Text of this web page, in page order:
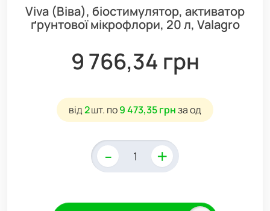
Viva (Віва), біостимулятор, активатор
ґрунтової мікрофлори, 20 л, Valagro
9 766,34 грн
від2шт. по9 473,35 грнза од
- +